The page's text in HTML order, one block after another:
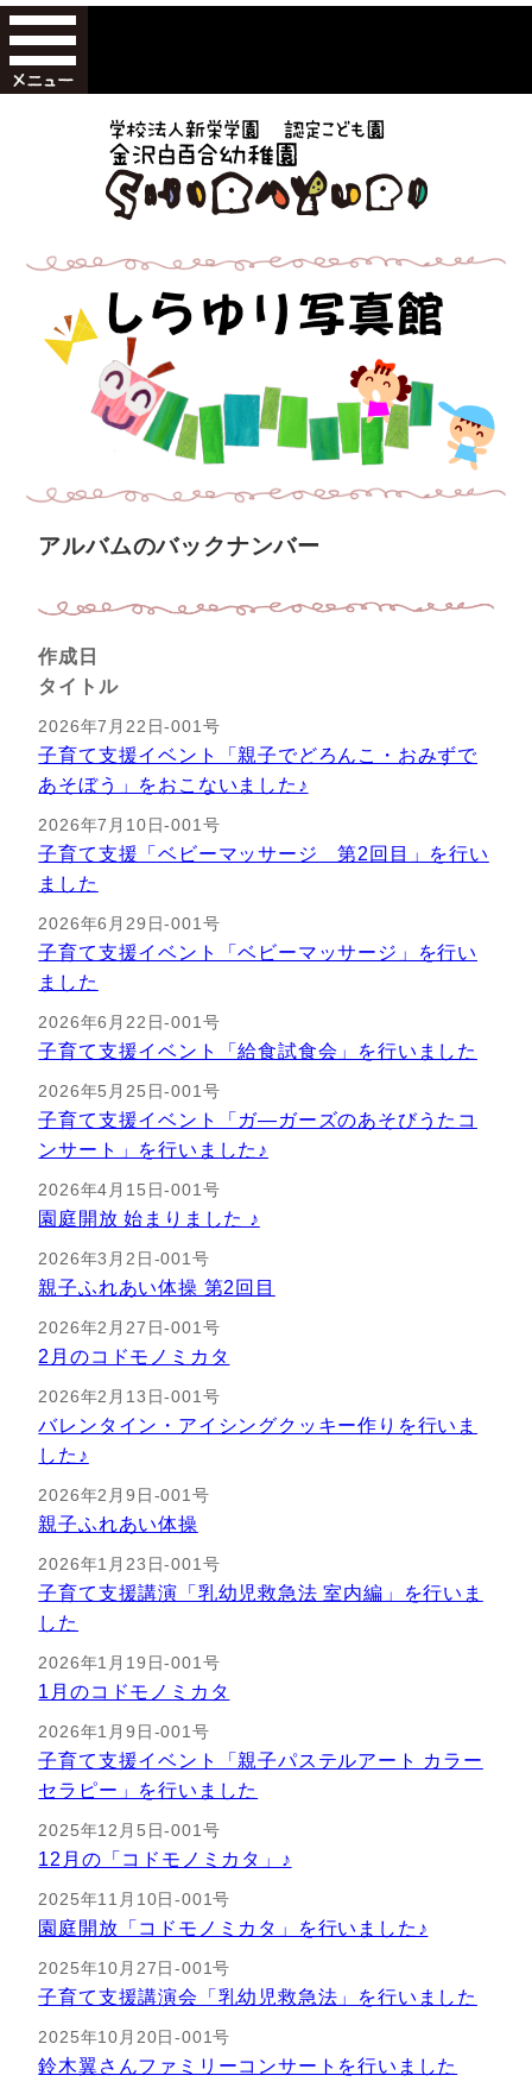
アルバムのバックナンバー
作成日
タイトル
2026年7月22日-001号
子育て支援イベント「親子でどろんこ・おみずで
あそぼう」をおこないました♪
2026年7月10日-001号
子育て支援「ベビーマッサージ 第2回目」を行い
ました
2026年6月29日-001号
子育て支援イベント「ベビーマッサージ」を行い
ました
2026年6月22日-001号
子育て支援イベント「給食試食会」を行いました
2026年5月25日-001号
子育て支援イベント「ガ―ガーズのあそびうたコ
ンサート」を行いました♪
2026年4月15日-001号
園庭開放 始まりました ♪
2026年3月2日-001号
親子ふれあい体操 第2回目
2026年2月27日-001号
2月のコドモノミカタ
2026年2月13日-001号
バレンタイン・アイシングクッキー作りを行いま
した♪
2026年2月9日-001号
親子ふれあい体操
2026年1月23日-001号
子育て支援講演「乳幼児救急法 室内編」を行いま
した
2026年1月19日-001号
1月のコドモノミカタ
2026年1月9日-001号
子育て支援イベント「親子パステルアート カラー
セラピー」を行いました
2025年12月5日-001号
12月の「コドモノミカタ」♪
2025年11月10日-001号
園庭開放「コドモノミカタ」を行いました♪
2025年10月27日-001号
子育て支援講演会「乳幼児救急法」を行いました
2025年10月20日-001号
鈴木翼さんファミリーコンサートを行いました